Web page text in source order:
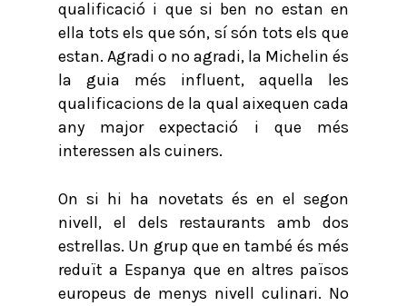
qualificació i que si ben no estan en
ella tots els que són, sí són tots els que
estan. Agradi o no agradi, la Michelin és
la guia més influent, aquella les
qualificacions de la qual aixequen cada
any major expectació i que més
interessen als cuiners.
On si hi ha novetats és en el segon
nivell, el dels restaurants amb dos
estrellas. Un grup que en també és més
reduït a Espanya que en altres països
europeus de menys nivell culinari. No